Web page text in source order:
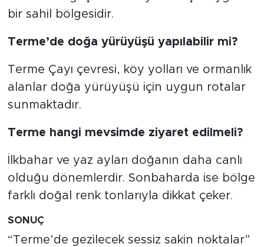
bir sahil bölgesidir.
Terme’de doğa yürüyüşü yapılabilir mi?
Terme Çayı çevresi, köy yolları ve ormanlık
alanlar doğa yürüyüşü için uygun rotalar
sunmaktadır.
Terme hangi mevsimde ziyaret edilmeli?
İlkbahar ve yaz ayları doğanın daha canlı
olduğu dönemlerdir. Sonbaharda ise bölge
farklı doğal renk tonlarıyla dikkat çeker.
SONUÇ
“Terme’de gezilecek sessiz sakin noktalar”